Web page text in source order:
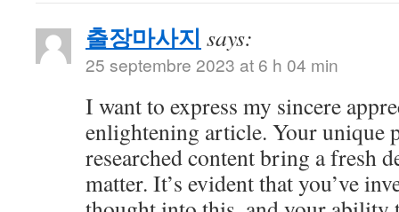
출장마사지 says:
25 septembre 2023 at 6 h 04 min
I want to express my sincere
enlightening article. Your unique
researched content bring a fresh
matter. It’s evident that you’ve